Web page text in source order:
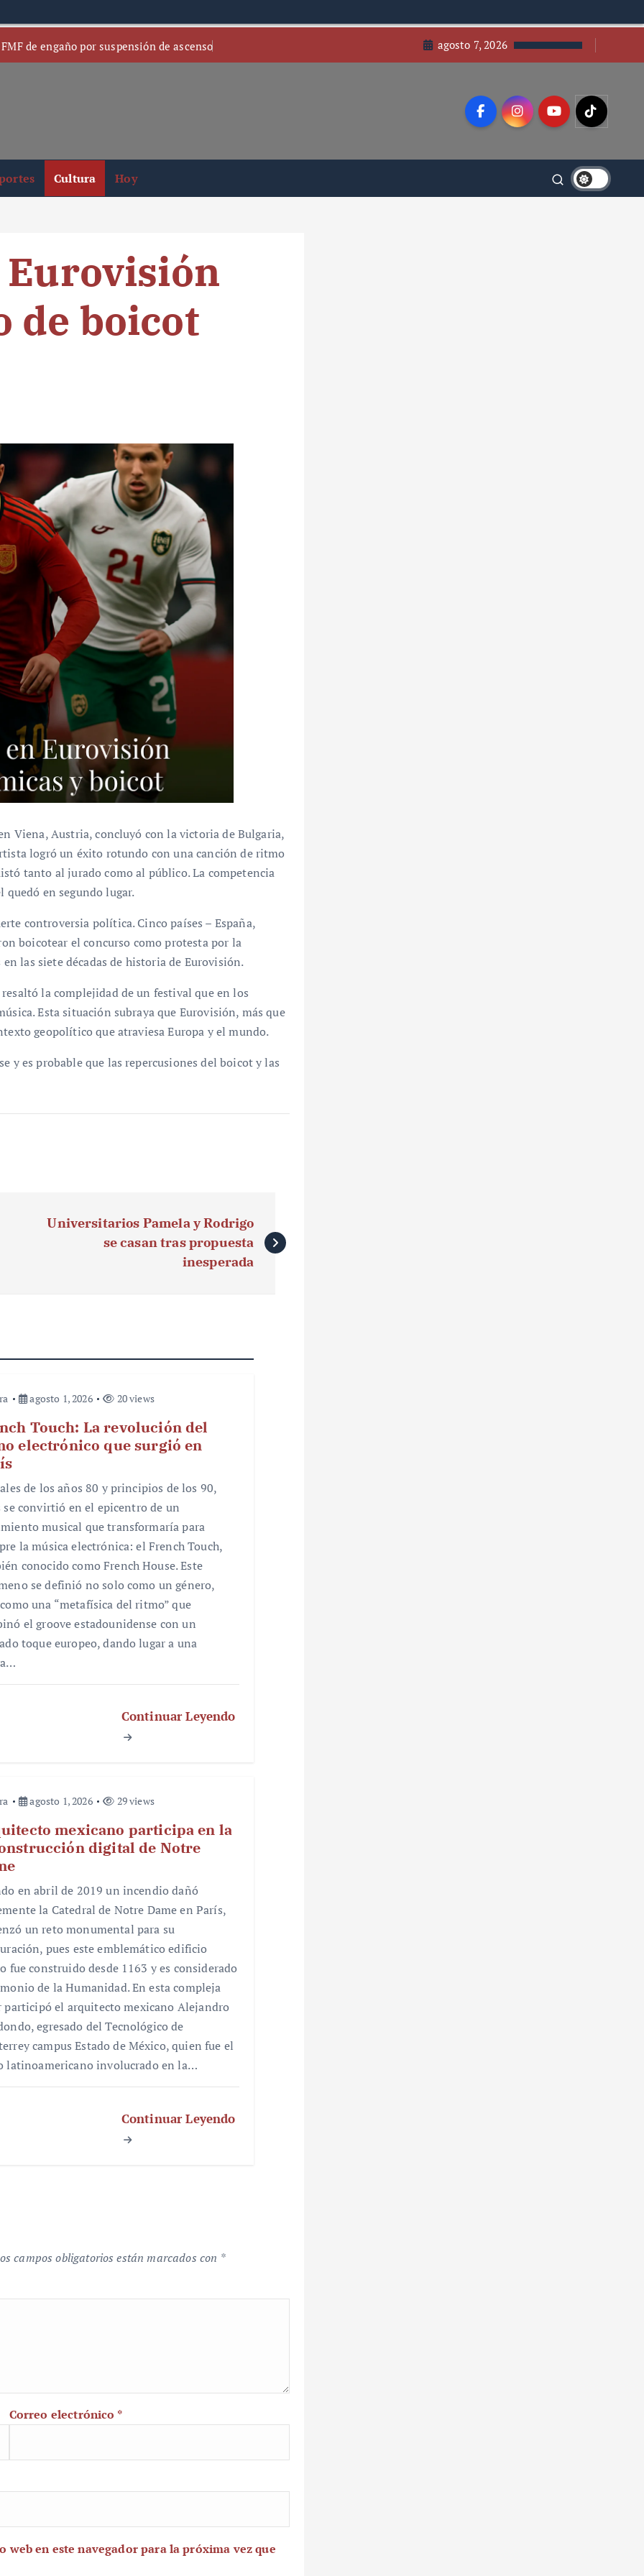
de engaño por suspensión de ascenso agosto 7, 2026
Cultura Hoy
de boicot
Viena, Austria, concluyó con la victoria de Bulgaria,
logró un éxito rotundo con una canción de ritmo
tanto al jurado como al público. La competencia
quedó en segundo lugar.
controversia política. Cinco países – España,
boicotear el concurso como protesta por la
las siete décadas de historia de Eurovisión.
la complejidad de un festival que en los
Esta situación subraya que Eurovisión, más que
geopolítico que atraviesa Europa y el mundo.
y es probable que las repercusiones del boicot y las
Universitarios Pamela y Rodrigo
se casan tras propuesta
inesperada
agosto 1, 2026 20 views
Touch: La revolución del
electrónico que surgió en
de los años 80 y principios de los 90,
se convirtió en el epicentro de un
musical que transformaría para
la música electrónica: el French Touch,
conocido como French House. Este
se definió no solo como un género,
una “metafísica del ritmo” que
el groove estadounidense con un
toque europeo, dando lugar a una
Continuar Leyendo
agosto 1, 2026 29 views
mexicano participa en la
digital de Notre
en abril de 2019 un incendio dañó
la Catedral de Notre Dame en París,
un reto monumental para su
pues este emblemático edificio
fue construido desde 1163 y es considerado
de la Humanidad. En esta compleja
participó el arquitecto mexicano Alejandro
egresado del Tecnológico de
campus Estado de México, quien fue el
latinoamericano involucrado en la…
Continuar Leyendo
campos obligatorios están marcados con *
Correo electrónico *
en este navegador para la próxima vez que